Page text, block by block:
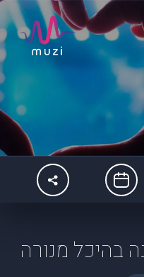
בהיכל מנורה